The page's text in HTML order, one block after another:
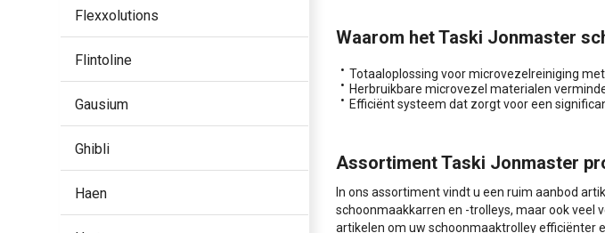
Flexxolutions
Flintoline
Gausium
Ghibli
Haen
Waarom het Taski Jonmaster
Totaaloplossing voor microvezelreiniging
Herbruikbare microvezel materialen
Efficiënt systeem dat zorgt voor een
Assortiment Taski Jonmaster
In ons assortiment vindt u een ruim aanbod
schoonmaakkarren en -trolleys, maar ook veel
artikelen om uw schoonmaaktrolley efficiënter